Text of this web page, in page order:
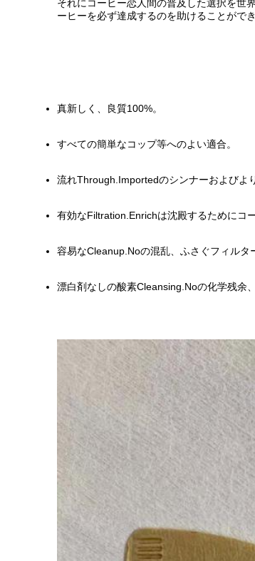
それにコーヒー恋人間の普及した選択を世
ーヒーを必ず達成するのを助けることができ
真新しく、良質100%。
すべての簡単なコップ等へのよい適合。
流れThrough.Importedのシンナーおよびよ
有効なFiltration.Enrichは沈殿するためにコ
容易なCleanup.Noの混乱、ふさぐフィル
漂白剤なしの酸素Cleansing.Noの化学残余